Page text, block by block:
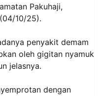
Pakuhaji,
10/25).
penyakit demam
oleh gigitan nyamuk
jelasnya.
dengan